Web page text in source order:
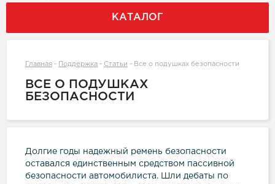
КАТАЛОГ
Главная - Поддержка - Статьи - Все о подушках безопасности
ВСЕ О ПОДУШКАХ
БЕЗОПАСНОСТИ
Долгие годы надежный ремень безопасности
оставался единственным средством пассивной
безопасности автомобилиста. Шли дебаты по